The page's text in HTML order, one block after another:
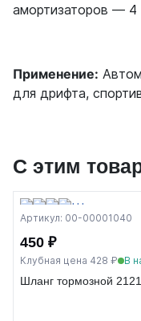
амортизаторов — 4
Применение:
для дрифта,
С этим
Артикул: 00-00001040
450 ₽
Клубная цена 428 ₽ В
Шланг тормозной